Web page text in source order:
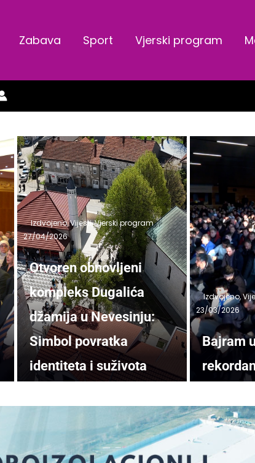
Zabava Sport Vjerski program
Izdvojeno,Vijesti,Vjerski program
27/04/2026
Otvoren obnovljeni
kompleks Dugalića
džamija u Nevesinju:
Simbol povratka
identiteta i suživota
Izdvojeno,
23/03/2026
Bajram